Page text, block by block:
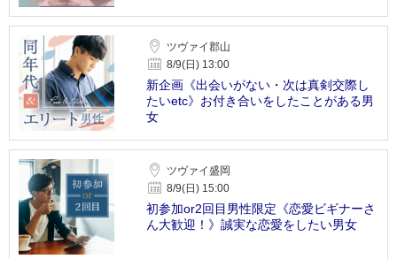
ツヴァイ郡山
8/9(日) 13:00
新企画《出会いがない・次は真剣交際し
たいetc》お付き合いをしたことがある男
女
ツヴァイ盛岡
8/9(日) 15:00
初参加or2回目男性限定《恋愛ビギナーさ
ん大歓迎！》誠実な恋愛をしたい男女